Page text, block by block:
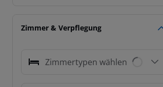
Zimmer & Verpflegung
Zimmertypen wählen